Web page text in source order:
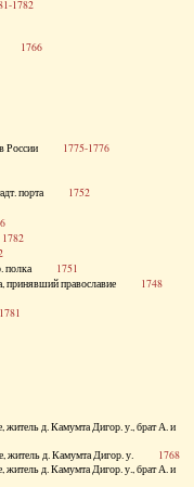
1782
1766
в России 1775-1776
порта 1752
1782
полка 1751
принявший православие 1748
1781
житель д. Камумта Дигор. у., брат А. и
житель д. Камумта Дигор. у. 1768
житель д. Камумта Дигор. у., брат А. и